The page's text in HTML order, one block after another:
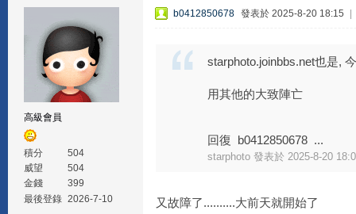
高級會員
積分
504
威望
504
金錢
399
最後登錄 2026-7-10
b0412850678 發表於 2025-8-20 18:15
starphoto.joinbbs.net也是,
用其他的大致陣亡
回復 b0412850678 ...
starphoto 發表於 2025-8-20
又故障了..........大前天就開始了